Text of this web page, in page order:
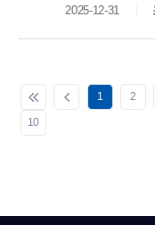
2025-12-31
1 2
10